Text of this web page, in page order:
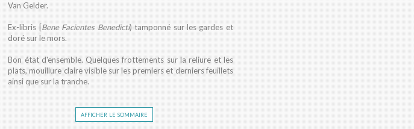
Van Gelder.
Ex-libris [Bene Facientes Benedicti) tamponné sur les gardes et
doré sur le mors.
Bon état d'ensemble. Quelques frottements sur la reliure et les
plats, mouillure claire visible sur les premiers et derniers feuillets
ainsi que sur la tranche.
afficher le sommaire